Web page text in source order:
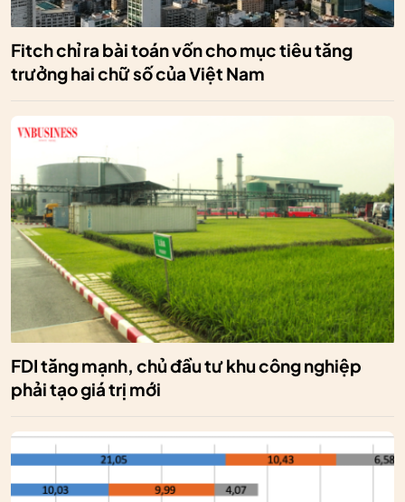
Fitch chỉ ra bài toán vốn cho mục tiêu tăng
trưởng hai chữ số của Việt Nam
FDI tăng mạnh, chủ đầu tư khu công nghiệp
phải tạo giá trị mới